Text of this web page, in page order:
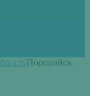
Поронайск